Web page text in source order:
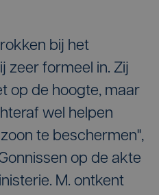
bij het
zeer formeel in. Zij
op de hoogte, maar
wel helpen
te beschermen",
op de akte
M. ontkent